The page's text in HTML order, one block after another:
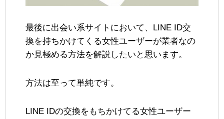
最後に出会い系サイトにおいて、LINE ID交
換を持ちかけてくる女性ユーザーが業者なの
か見極める方法を解説したいと思います。
方法は至って単純です。
LINE IDの交換をもちかけてる女性ユーザー